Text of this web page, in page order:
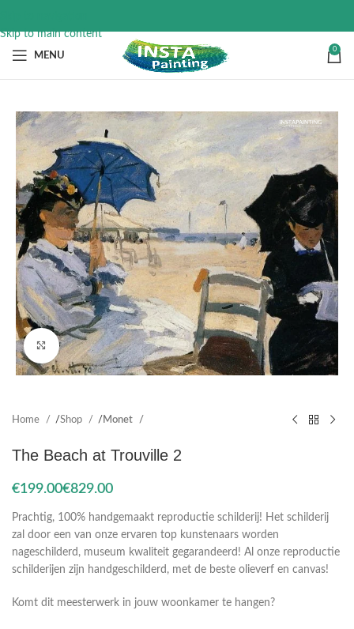
Skip to main content
MENU
0
Click to enlarge
Home Shop Monet
The Beach at Trouville 2
€ €
Prachtig, 100% handgemaakt reproductie schilderij! Het schilderij
zal door een van onze ervaren top kunstenaars worden
nageschilderd, museum kwaliteit gegarandeerd! Al onze reproductie
schilderijen zijn handgeschilderd, met de beste olieverf en canvas!
Komt dit meesterwerk in jouw woonkamer te hangen?